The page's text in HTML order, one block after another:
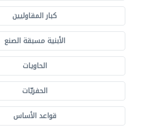
كبار المقاوليين
الأبنية مسبقة الصنع
الحاويات
الحفريّات
قواعد الأساس